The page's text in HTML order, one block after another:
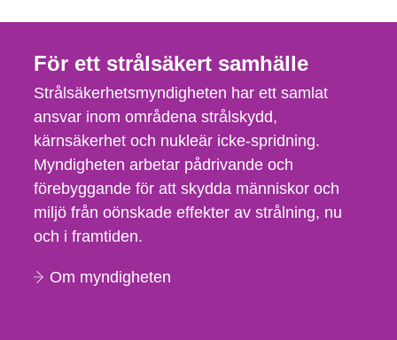
För ett strålsäkert samhälle
Strålsäkerhetsmyndigheten har ett samlat
ansvar inom områdena strålskydd,
kärnsäkerhet och nukleär icke-spridning.
Myndigheten arbetar pådrivande och
förebyggande för att skydda människor och
miljö från oönskade effekter av strålning, nu
och i framtiden.
Om myndigheten